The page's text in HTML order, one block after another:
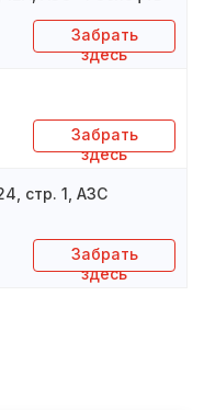
Забрать
здесь
Забрать
здесь
стр. 1, АЗС
Забрать
здесь